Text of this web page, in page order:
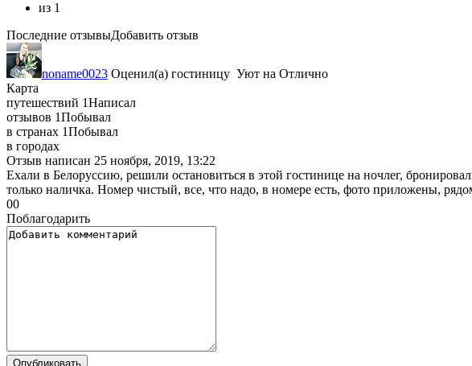
из 1
Последние отзывыДобавить отзыв
noname0023 Оценил(а) гостиницу Уют на Отлично
Карта
путешествий 1Написал
отзывов 1Побывал
в странах 1Побывал
в городах
Отзыв написан 25 ноября, 2019, 13:22
Ехали в Белоруссию, решили остановиться в этой гостинице на ночлег,
только наличка. Номер чистый, все, что надо, в номере есть, фото приложены,
00
Поблагодарить